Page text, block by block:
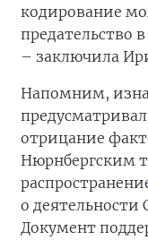
кодирование
предательство
– заключила
Напомним,
отрицание
Нюрнбергским
о деятельности
Документ